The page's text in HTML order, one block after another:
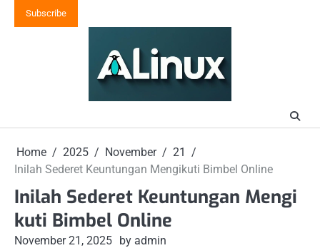
Subscribe
Home 2025 November
21
Inilah Sederet Keuntungan Mengikuti Bimbel Online
Inilah Sederet Keuntungan Mengi
kuti Bimbel Online
November 21, 2025 by admin